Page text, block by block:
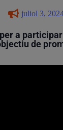
juliol 3,
a
de